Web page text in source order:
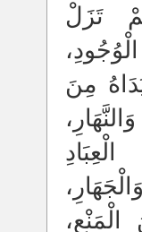
تَزَلْ
مِنَ